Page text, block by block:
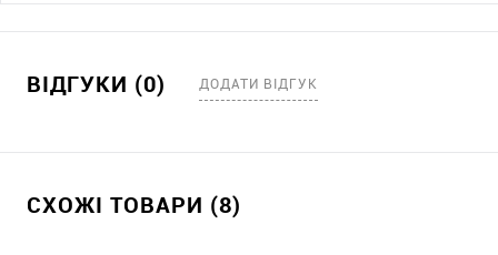
ВІДГУКИ (0) ДОДАТИ ВІДГУК
СХОЖІ ТОВАРИ (8)